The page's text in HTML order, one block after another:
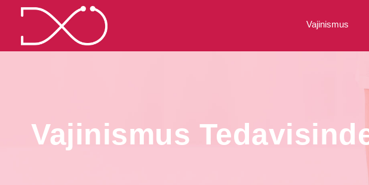
Vajinismus
Vajinismus